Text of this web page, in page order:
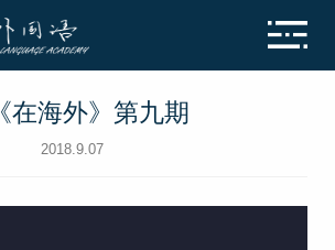
《在海外》第九期
2018.9.07